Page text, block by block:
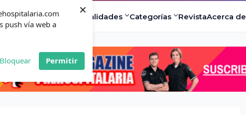
push vía web a
Bloquear Permitir
×
Actualidad Especialidades Categorías RevistaAcerca de